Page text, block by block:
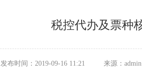
税控代办及票种
发布时间：2019-09-16 11:21 来源：admin